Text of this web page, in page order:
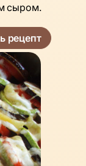
сыром.
рецепт